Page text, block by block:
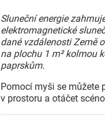
Sluneční energie
elektromagnetické
dané vzdálenosti Země
na plochu 1 m² kolmou
paprskům.
Pomocí myši se můžete
v prostoru a otáčet